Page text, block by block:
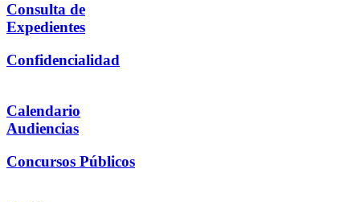
Consulta de
Expedientes
Confidencialidad
Calendario
Audiencias
Concursos Públicos